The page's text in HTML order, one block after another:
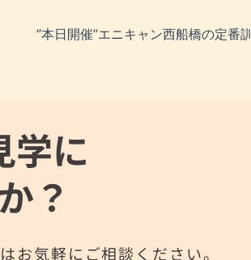
学に
？
お気軽にご相談ください。